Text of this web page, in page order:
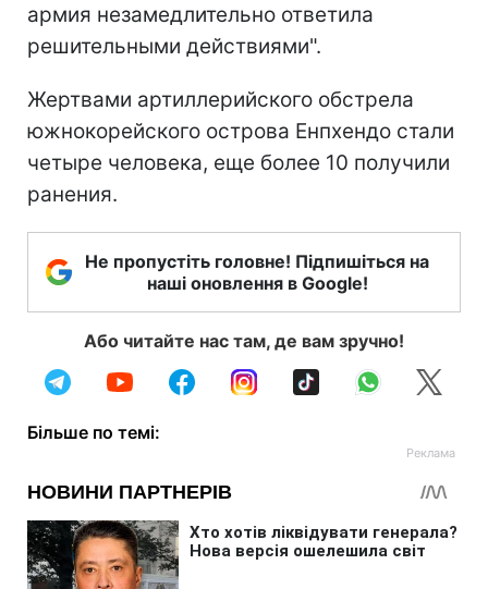
армия незамедлительно ответила
решительными действиями".
Жертвами артиллерийского обстрела
южнокорейского острова Енпхендо стали
четыре человека, еще более 10 получили
ранения.
Не пропустіть головне! Підпишіться на
наші оновлення в Google!
Або читайте нас там, де вам зручно!
Більше по темі: